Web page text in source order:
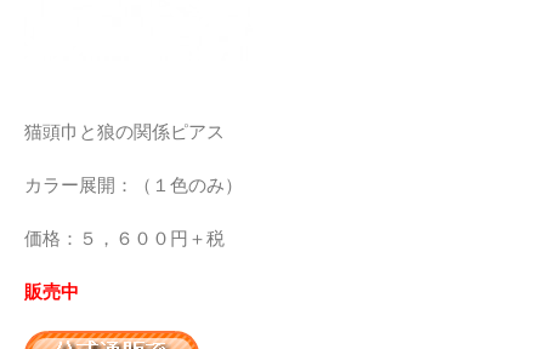
猫頭巾と狼の関係ピアス
カラー展開：（１色のみ）
価格：５，６００円＋税
販売中